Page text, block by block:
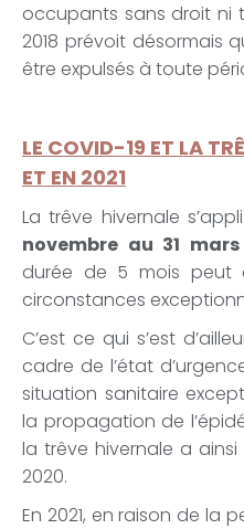
occupants sans droit ni
2018 prévoit désormais
être expulsés à toute
LE COVID-19 ET LA
ET EN 2021
La trêve hivernale
novembre au 31 mars
durée de 5 mois peut
circonstances
C’est ce qui s’est
cadre de l’état
situation sanitaire
la propagation de
la trêve hivernale a
2020.
En 2021, en raison de la